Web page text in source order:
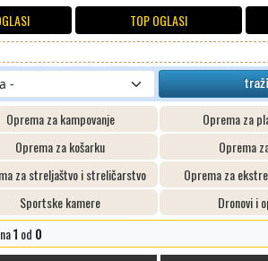
TOP OGLASI
Oprema za kampovanje Oprema za
Oprema za košarku Oprema
za streljaštvo i streličarstvo Oprema za
Sportske kamere Dronovi i
1 od 0